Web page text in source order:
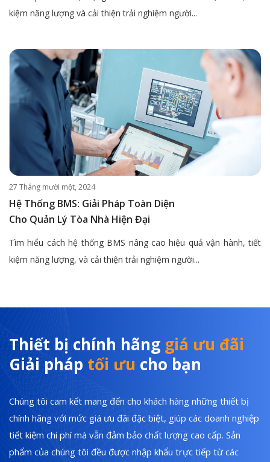
kiệm năng lượng và cải thiện trải nghiệm người...
27 Tháng mười một, 2024
Hệ Thống BMS: Giải Pháp Toàn Diện
Cho Quản Lý Tòa Nhà Hiện Đại
Tìm hiểu cách hệ thống BMS nâng cao hiệu quả vận hành, tiết
kiệm năng lượng, và cải thiện trải nghiệm người...
Thiết bị chính hãng giá ưu đãi
Giải pháp tối ưu cho bạn
Chúng tôi cam kết mang đến cho khách hàng những thiết bị
chính hãng với mức giá ưu đãi đặc biệt, giúp các doanh nghiệp
tiết kiệm chi phí mà vẫn đảm bảo chất lượng cao cấp. Sản
phẩm của chúng tôi đều được nhập khẩu trực tiếp từ các